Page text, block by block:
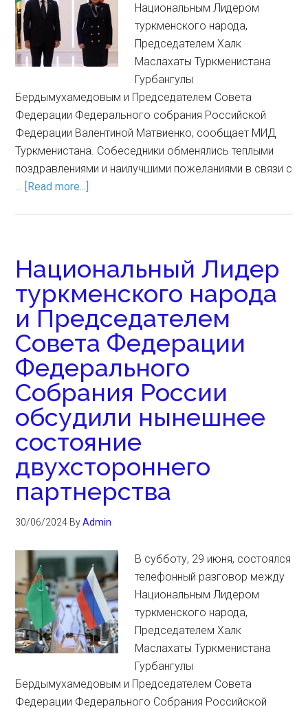
Национальным Лидером
туркменского народа,
Председателем Халк
Маслахаты Туркменистана
Гурбангулы
Бердымухамедовым и Председателем Совета
Федерации Федерального собрания Российской
Федерации Валентиной Матвиенко, сообщает МИД
Туркменистана. Собеседники обменялись теплыми
поздравлениями и наилучшими пожеланиями в связи с
… [Read more...]
Национальный Лидер
туркменского народа
и Председателем
Совета Федерации
Федерального
Собрания России
обсудили нынешнее
состояние
двухстороннего
партнерства
30/06/2024 ByAdmin
В субботу, 29 июня, состоялся
телефонный разговор между
Национальным Лидером
туркменского народа,
Председателем Халк
Маслахаты Туркменистана
Гурбангулы
Бердымухамедовым и Председателем Совета
Федерации Федерального Собрания Российской